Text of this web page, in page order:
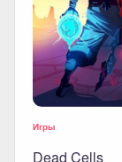
Игры
Dead Cells